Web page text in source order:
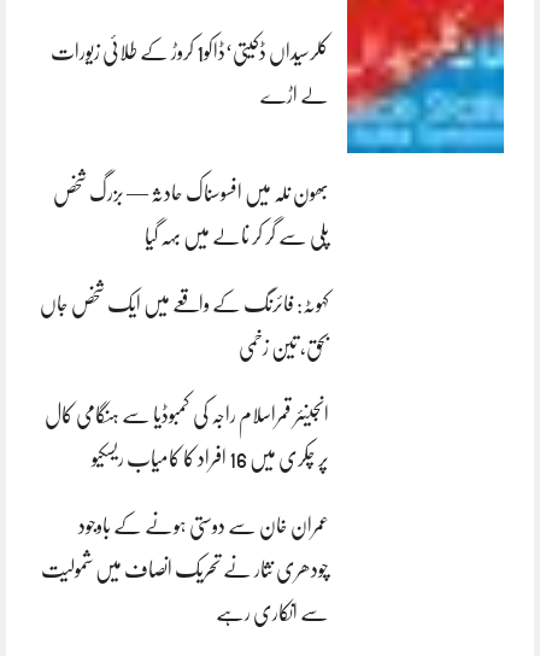
کلرسیداں ڈکیتی‘ڈاکو1 کروڑ کے طلائی زیورات
لے اڑے
بھون نلہ میں افسوسناک حادثہ — بزرگ شخص
پلی سے گر کر نالے میں بہہ گیا
کہوٹہ: فائرنگ کے واقعے میں ایک شخص جاں
بحق، تین زخمی
انجینئر قمراسلام راجہ کی کمبوڈیا سے ہنگامی کال
پر چکری میں 16 افراد کا کامیاب ریسکیو
عمران خان سے دوستی ہونے کے باوجود
چودھری نثار نے تحریک انصاف میں شمولیت
سے انکاری رہے